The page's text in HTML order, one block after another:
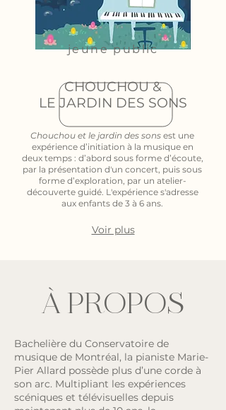
jeune public
CHOUCHOU &
LE JARDIN DES SONS
Chouchou et le jardin des sons est une
expérience d’initiation à la musique en
deux temps : d’abord sous forme d’écoute,
par la présentation d'un concert, puis sous
forme d’exploration, par un atelier-
découverte guidé. L'expérience s'adresse
aux enfants de 3 à 6 ans.
Voir plus
À PROPOS
Bachelière du Conservatoire de
musique de Montréal, la pianiste Marie-
Pier Allard possède plus d’une corde à
son arc. Multipliant les expériences
scéniques et télévisuelles depuis